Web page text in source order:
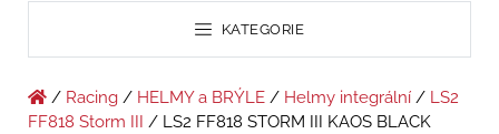
KATEGORIE
/ Racing / HELMY a BRÝLE / Helmy integrální / LS2
FF818 Storm III
/ LS2 FF818 STORM III KAOS BLACK